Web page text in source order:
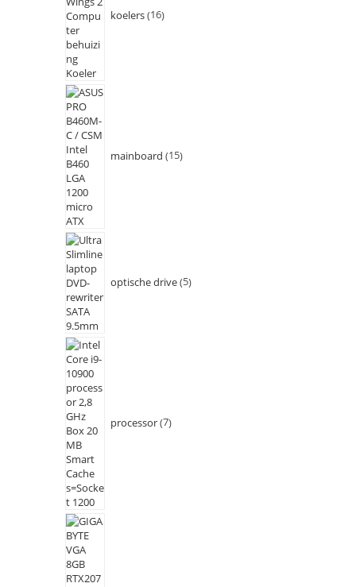
koelers 16
mainboard 15
optische drive 5
processor 7